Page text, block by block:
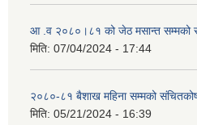
आ .व २०८०।८१ को जेठ मसान्त सम्मको
मिति: 07/04/2024 - 17:44
२०८०-८१ बैशाख महिना सम्मको
मिति: 05/21/2024 - 16:39